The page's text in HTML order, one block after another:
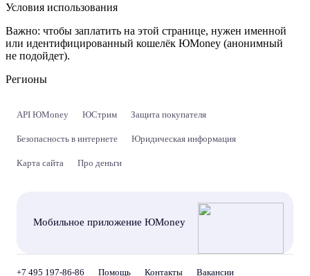
Условия использования
Важно: чтобы заплатить на этой странице, нужен именной
или идентифицированный кошелёк ЮMoney (анонимный
не подойдет).
Регионы
API ЮMoney ЮСтрим Защита покупателя
Безопасность в интернете Юридическая информация
Карта сайта Про деньги
Мобильное приложение ЮMoney
+7 495 197-86-86 Помощь Контакты Вакансии